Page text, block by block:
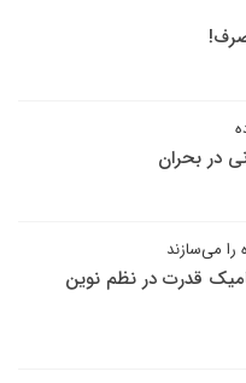
در بحران
را می‌سازند
قدرت در نظم نوین